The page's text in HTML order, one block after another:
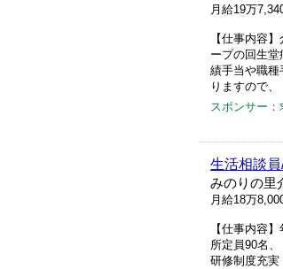
月給19万
【仕事内容
ープの回生
績手当や職種
りますので
スポンサー：
生活相談
みのりの里
月給18万
【仕事内容
所定員90名
研修制度充実